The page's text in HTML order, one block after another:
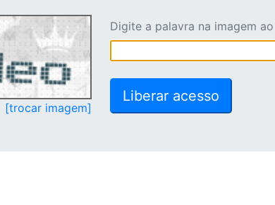
[trocar imagem]
Digite a palavra na imagem